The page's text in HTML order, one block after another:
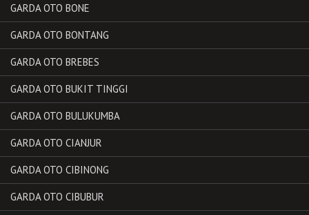
GARDA OTO BONE
GARDA OTO BONTANG
GARDA OTO BREBES
GARDA OTO BUKIT TINGGI
GARDA OTO BULUKUMBA
GARDA OTO CIANJUR
GARDA OTO CIBINONG
GARDA OTO CIBUBUR